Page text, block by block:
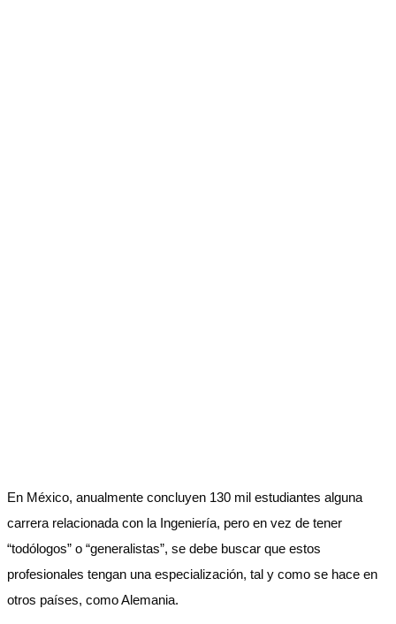
En México, anualmente concluyen 130 mil estudiantes alguna
carrera relacionada con la Ingeniería, pero en vez de tener
“todólogos” o “generalistas”, se debe buscar que estos
profesionales tengan una especialización, tal y como se hace en
otros países, como Alemania.